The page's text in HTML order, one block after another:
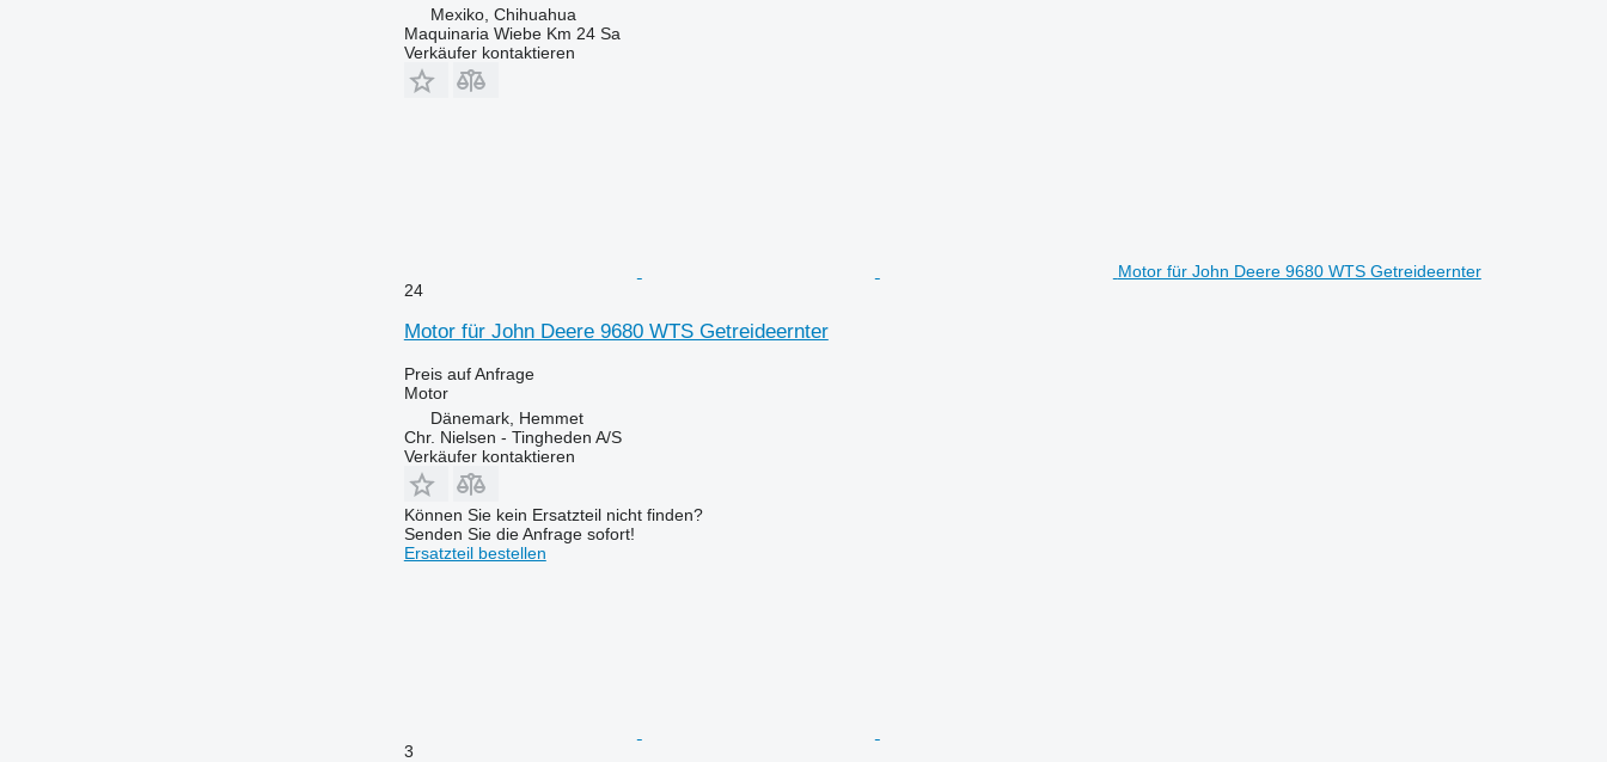
Mexiko, Chihuahua
Maquinaria Wiebe Km 24 Sa
Verkäufer kontaktieren
Motor für John Deere 9680 WTS Getreideernter
24
Motor für John Deere 9680 WTS Getreideernter
Preis auf Anfrage
Motor
Dänemark, Hemmet
Chr. Nielsen - Tingheden A/S
Verkäufer kontaktieren
Können Sie kein Ersatzteil nicht finden?
Senden Sie die Anfrage sofort!
Ersatzteil bestellen
3